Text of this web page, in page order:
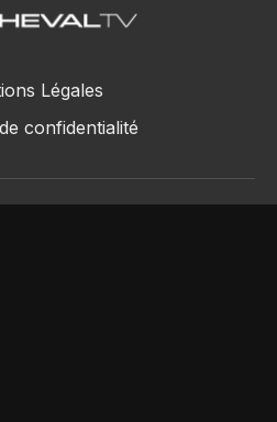
Légales
confidentialité